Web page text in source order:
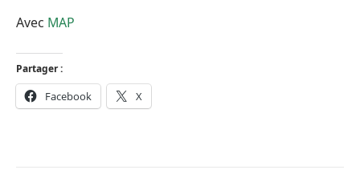
Avec MAP
Partager :
Facebook X